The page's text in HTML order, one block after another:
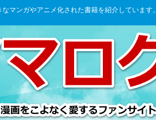
マンガやアニメ化された書籍を紹介しています。